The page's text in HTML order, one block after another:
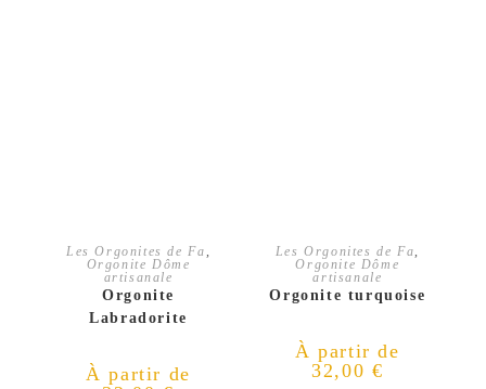
CHOIX DES OPTIONS
Les Orgonites de Fa
Orgonite Dôme
artisanale
Orgonite
Labradorite
À partir de
CHOIX DES OPTIONS
Les Orgonites de Fa
Orgonite Dôme
artisanale
Orgonite turquoise
À partir de
32,00 €